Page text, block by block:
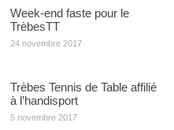
Week-end faste pour le
TrèbesTT
24 novembre 2017
Trèbes Tennis de Table affilié
à l’handisport
5 novembre 2017